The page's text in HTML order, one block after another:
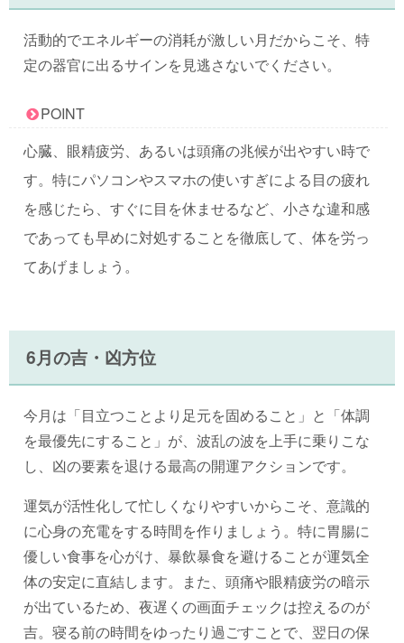
活動的でエネルギーの消耗が激しい月だからこそ、特
定の器官に出るサインを見逃さないでください。
POINT
心臓、眼精疲労、あるいは頭痛の兆候が出やすい時で
す。特にパソコンやスマホの使いすぎによる目の疲れ
を感じたら、すぐに目を休ませるなど、小さな違和感
であっても早めに対処することを徹底して、体を労っ
てあげましょう。
6月の吉・凶方位
今月は「目立つことより足元を固めること」と「体調
を最優先にすること」が、波乱の波を上手に乗りこな
し、凶の要素を退ける最高の開運アクションです。
運気が活性化して忙しくなりやすいからこそ、意識的
に心身の充電をする時間を作りましょう。特に胃腸に
優しい食事を心がけ、暴飲暴食を避けることが運気全
体の安定に直結します。また、頭痛や眼精疲労の暗示
が出ているため、夜遅くの画面チェックは控えるのが
吉。寝る前の時間をゆったり過ごすことで、翌日の保